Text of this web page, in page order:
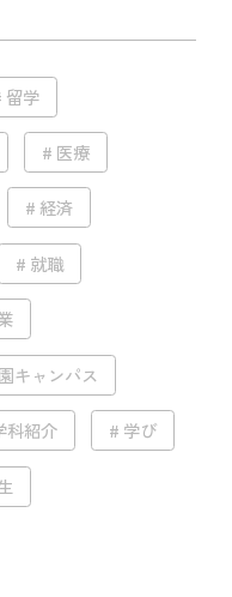
留学
医療
経済
就職
キャンパス
科紹介 学び